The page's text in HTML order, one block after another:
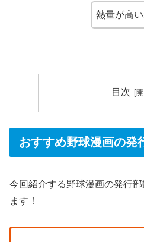
熱量が高
目次
おすすめ野球漫画の発
今回紹介する野球漫画の発行
ます！